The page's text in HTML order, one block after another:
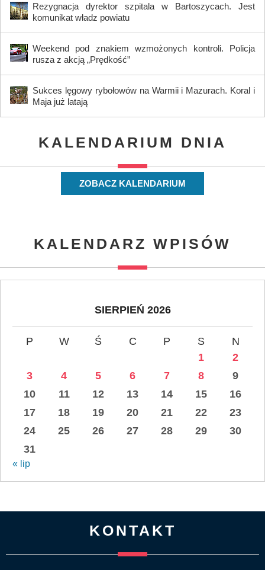
Rezygnacja dyrektor szpitala w Bartoszycach. Jest
komunikat władz powiatu
Weekend pod znakiem wzmożonych kontroli. Policja
rusza z akcją „Prędkość”
Sukces lęgowy rybołowów na Warmii i Mazurach. Koral i
Maja już latają
KALENDARIUM DNIA
ZOBACZ KALENDARIUM
KALENDARZ WPISÓW
SIERPIEŃ 2026
P W Ś C P S
N
1
2
3
4 5 6 7 8
9
10
11 12 13 14 15
16
17
18 19 20 21 22
23
24
25 26 27 28 29
30
31
« lip
KONTAKT